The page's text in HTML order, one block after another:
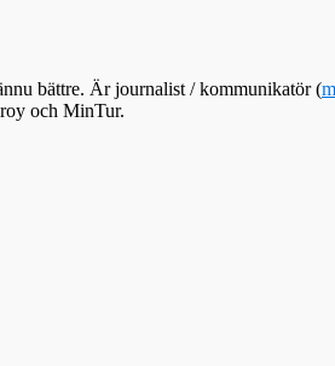
bättre. Är journalist / kommunikatör (
och MinTur.